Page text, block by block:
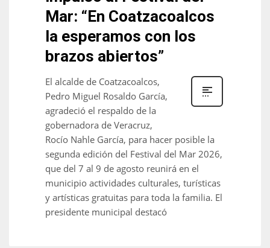
Mar: “En Coatzacoalcos
la esperamos con los
brazos abiertos”
El alcalde de Coatzacoalcos,
Pedro Miguel Rosaldo García,
agradeció el respaldo de la
gobernadora de Veracruz,
Rocío Nahle García, para hacer posible la
segunda edición del Festival del Mar 2026,
que del 7 al 9 de agosto reunirá en el
municipio actividades culturales, turísticas
y artísticas gratuitas para toda la familia. El
presidente municipal destacó